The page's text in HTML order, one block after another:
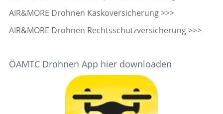
AIR&MORE Drohnen Kaskoversicherung >>>
AIR&MORE Drohnen Rechtsschutzversicherung >>>
ÖAMTC Drohnen App hier downloaden